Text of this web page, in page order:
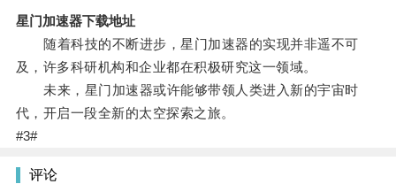
星门加速器下载地址
随着科技的不断进步，星门加速器的实现并非遥不可
及，许多科研机构和企业都在积极研究这一领域。
未来，星门加速器或许能够带领人类进入新的宇宙时
代，开启一段全新的太空探索之旅。
#3#
评论